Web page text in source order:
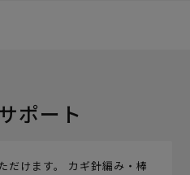
ポート
だけます。 カギ針編み・棒